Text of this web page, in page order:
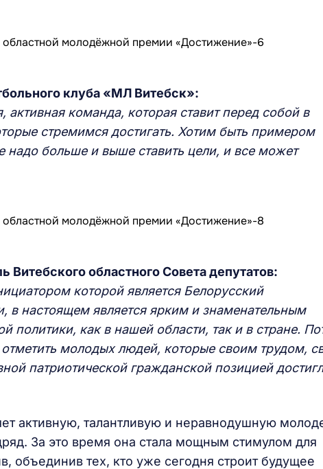
клуба «МЛ Витебск»:
команда, которая ставит перед собой в
стремимся достигать. Хотим быть примером
больше и выше ставить цели, и все может
областного Совета депутатов:
которой является Белорусский
в настоящем является ярким и знаменательным
политики, как в нашей области, так и в стране.
отметить молодых людей, которые своим трудом,
патриотической гражданской позицией
активную, талантливую и неравнодушную
За это время она стала мощным стимулом для
объединив тех, кто уже сегодня строит будущее